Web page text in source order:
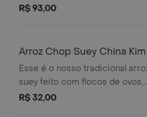
carne marinada com brócolis,
cobramos por isso! Somos
especializados em yakisoba! O
melhor da comida chinesa na
casa. Serve 3 pessoas
R$ 93,00
Arroz Chop Suey China
Esse é o nosso tradicional
suey feito com flocos de ovos,
pedacinhos de cenoura e
R$ 32,00